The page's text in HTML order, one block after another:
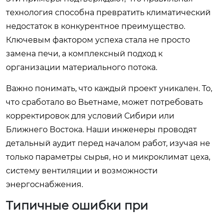
технология способна превратить климатический
недостаток в конкурентное преимущество.
Ключевым фактором успеха стала не просто
замена печи, а комплексный подход к
организации материального потока.
Важно понимать, что каждый проект уникален. То,
что сработало во Вьетнаме, может потребовать
корректировок для условий Сибири или
Ближнего Востока. Наши инженеры проводят
детальный аудит перед началом работ, изучая не
только параметры сырья, но и микроклимат цеха,
систему вентиляции и возможности
энергоснабжения.
Типичные ошибки при